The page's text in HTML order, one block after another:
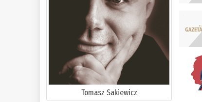
Tomasz Sakiewicz